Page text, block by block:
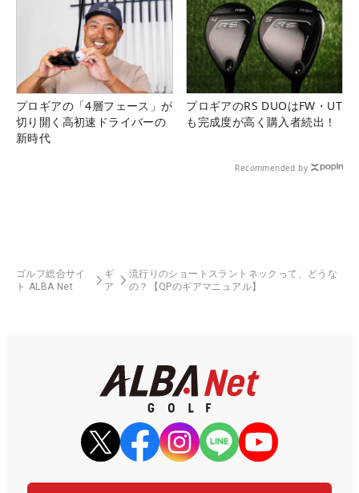
プロギアの「4層フェース」が
切り開く高初速ドライバーの
新時代
プロギアのRS DUOはFW・UT
も完成度が高く購入者続出！
Recommended by
ゴルフ総合サイ
ト ALBA Net
ギ
ア
流行りのショートスラントネックって、どうな
の？【QPのギアマニュアル】